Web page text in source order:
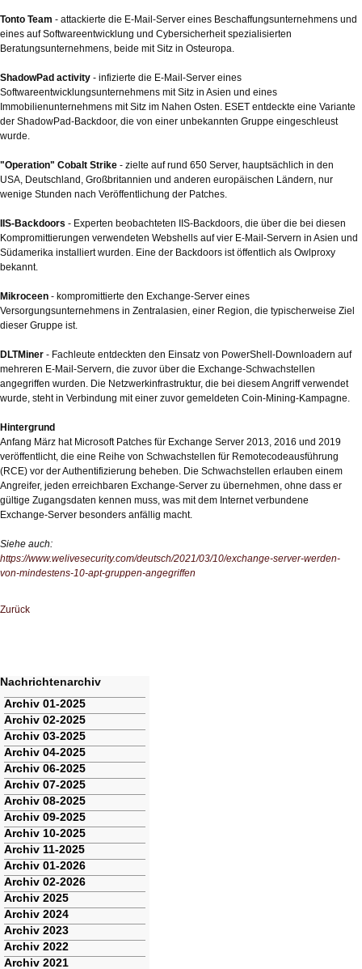
Tonto Team - attackierte die E-Mail-Server eines Beschaffungsunternehmens und
eines auf Softwareentwicklung und Cybersicherheit spezialisierten
Beratungsunternehmens, beide mit Sitz in Osteuropa.
ShadowPad activity - infizierte die E-Mail-Server eines
Softwareentwicklungsunternehmens mit Sitz in Asien und eines
Immobilienunternehmens mit Sitz im Nahen Osten. ESET entdeckte eine Variante
der ShadowPad-Backdoor, die von einer unbekannten Gruppe eingeschleust
wurde.
"Operation" Cobalt Strike - zielte auf rund 650 Server, hauptsächlich in den
USA, Deutschland, Großbritannien und anderen europäischen Ländern, nur
wenige Stunden nach Veröffentlichung der Patches.
IIS-Backdoors - Experten beobachteten IIS-Backdoors, die über die bei diesen
Kompromittierungen verwendeten Webshells auf vier E-Mail-Servern in Asien und
Südamerika installiert wurden. Eine der Backdoors ist öffentlich als Owlproxy
bekannt.
Mikroceen - kompromittierte den Exchange-Server eines
Versorgungsunternehmens in Zentralasien, einer Region, die typischerweise Ziel
dieser Gruppe ist.
DLTMiner - Fachleute entdeckten den Einsatz von PowerShell-Downloadern auf
mehreren E-Mail-Servern, die zuvor über die Exchange-Schwachstellen
angegriffen wurden. Die Netzwerkinfrastruktur, die bei diesem Angriff verwendet
wurde, steht in Verbindung mit einer zuvor gemeldeten Coin-Mining-Kampagne.
Hintergrund
Anfang März hat Microsoft Patches für Exchange Server 2013, 2016 und 2019
veröffentlicht, die eine Reihe von Schwachstellen für Remotecodeausführung
(RCE) vor der Authentifizierung beheben. Die Schwachstellen erlauben einem
Angreifer, jeden erreichbaren Exchange-Server zu übernehmen, ohne dass er
gültige Zugangsdaten kennen muss, was mit dem Internet verbundene
Exchange-Server besonders anfällig macht.
Siehe auch:
https://www.welivesecurity.com/deutsch/2021/03/10/exchange-server-werden-
von-mindestens-10-apt-gruppen-angegriffen
Zurück
Nachrichtenarchiv
Navigation
überspringen
Archiv 01-2025
Archiv 02-2025
Archiv 03-2025
Archiv 04-2025
Archiv 06-2025
Archiv 07-2025
Archiv 08-2025
Archiv 09-2025
Archiv 10-2025
Archiv 11-2025
Archiv 01-2026
Archiv 02-2026
Archiv 2025
Archiv 2024
Archiv 2023
Archiv 2022
Archiv 2021